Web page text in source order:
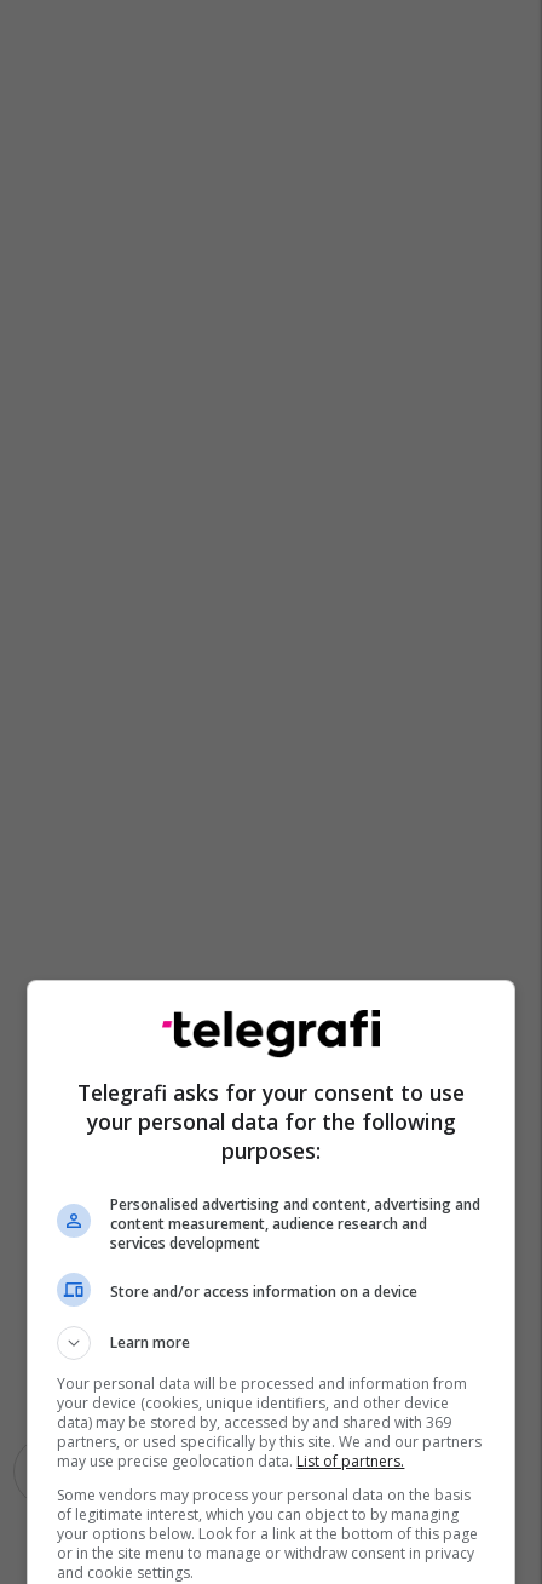
Kadri Veseli Pdk
Telegrafi asks for your consent to use
your personal data for the following
purposes:
Personalised advertising and content, advertising and
content measurement, audience research and
services development
Store and/or access information on a device
Learn more
Your personal data will be processed and information from
your device (cookies, unique identifiers, and other device
data) may be stored by, accessed by and shared with 369
partners, or used specifically by this site. We and our partners
may use precise geolocation data. List of partners.
Some vendors may process your personal data on the basis
of legitimate interest, which you can object to by managing
your options below. Look for a link at the bottom of this page
or in the site menu to manage or withdraw consent in privacy
and cookie settings.